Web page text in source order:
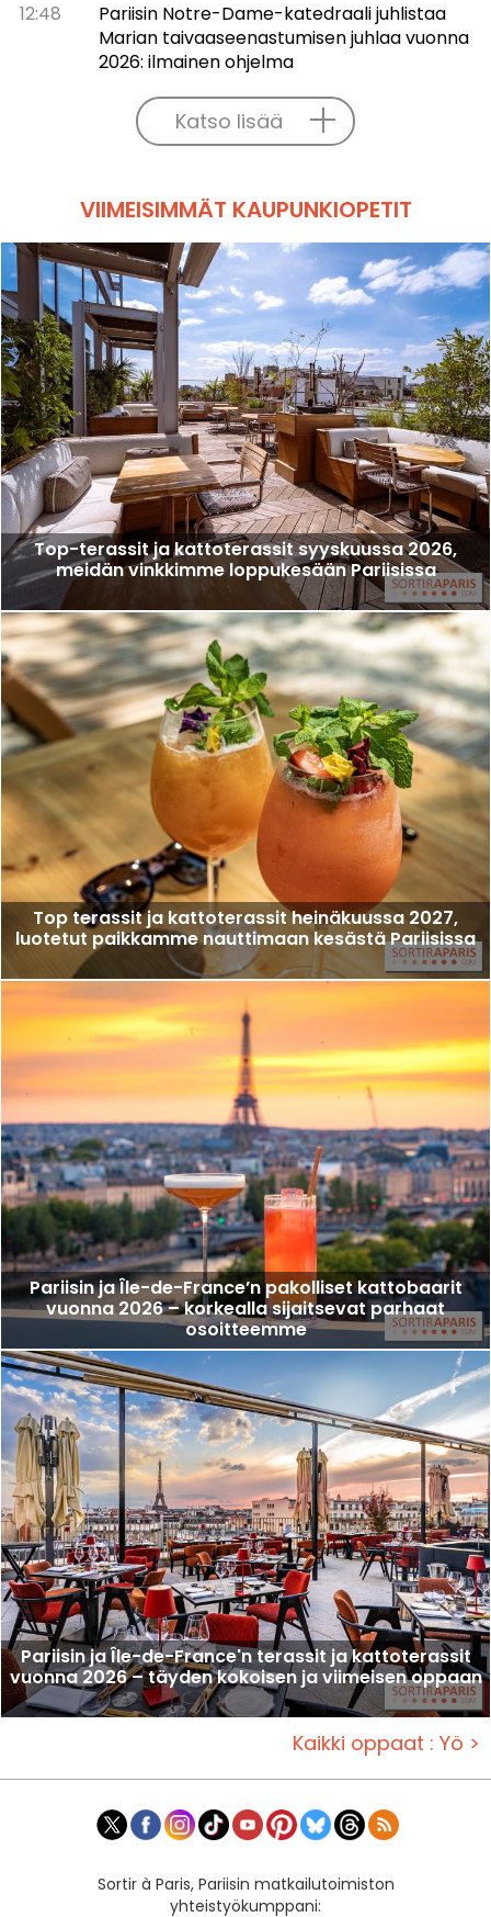
12:48
Pariisin Notre-Dame-katedraali juhlistaa
Marian taivaaseenastumisen juhlaa vuonna
2026: ilmainen ohjelma
Katso lisää
VIIMEISIMMÄT KAUPUNKIOPETIT
Top-terassit ja kattoterassit syyskuussa 2026,
meidän vinkkimme loppukesään Pariisissa
Top terassit ja kattoterassit heinäkuussa 2027,
luotetut paikkamme nauttimaan kesästä Pariisissa
Pariisin ja Île-de-France’n pakolliset kattobaarit
vuonna 2026 – korkealla sijaitsevat parhaat
osoitteemme
Pariisin ja Île-de-France'n terassit ja kattoterassit
vuonna 2026 – täyden kokoisen ja viimeisen oppaan
Kaikki oppaat : Yö >
Sortir à Paris, Pariisin matkailutoimiston
yhteistyökumppani: